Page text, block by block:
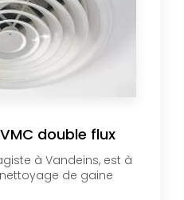
double flux
à Vandeins, est à
de gaine